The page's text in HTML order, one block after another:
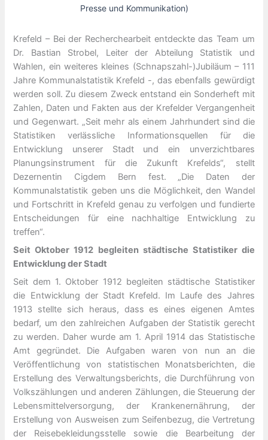
Presse und Kommunikation)
Krefeld – Bei der Recherchearbeit entdeckte das Team um
Dr. Bastian Strobel, Leiter der Abteilung Statistik und
Wahlen, ein weiteres kleines (Schnapszahl-)Jubiläum – 111
Jahre Kommunalstatistik Krefeld -, das ebenfalls gewürdigt
werden soll. Zu diesem Zweck entstand ein Sonderheft mit
Zahlen, Daten und Fakten aus der Krefelder Vergangenheit
und Gegenwart. „Seit mehr als einem Jahrhundert sind die
Statistiken verlässliche Informationsquellen für die
Entwicklung unserer Stadt und ein unverzichtbares
Planungsinstrument für die Zukunft Krefelds“, stellt
Dezernentin Cigdem Bern fest. „Die Daten der
Kommunalstatistik geben uns die Möglichkeit, den Wandel
und Fortschritt in Krefeld genau zu verfolgen und fundierte
Entscheidungen für eine nachhaltige Entwicklung zu
treffen“.
Seit Oktober 1912 begleiten städtische Statistiker die
Entwicklung der Stadt
Seit dem 1. Oktober 1912 begleiten städtische Statistiker
die Entwicklung der Stadt Krefeld. Im Laufe des Jahres
1913 stellte sich heraus, dass es eines eigenen Amtes
bedarf, um den zahlreichen Aufgaben der Statistik gerecht
zu werden. Daher wurde am 1. April 1914 das Statistische
Amt gegründet. Die Aufgaben waren von nun an die
Veröffentlichung von statistischen Monatsberichten, die
Erstellung des Verwaltungsberichts, die Durchführung von
Volkszählungen und anderen Zählungen, die Steuerung der
Lebensmittelversorgung, der Krankenernährung, der
Erstellung von Ausweisen zum Seifenbezug, die Vertretung
der Reisebekleidungsstelle sowie die Bearbeitung der